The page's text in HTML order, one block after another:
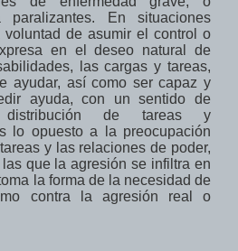
En situaciones
voluntad de asumir el control o
en el deseo natural de
las cargas y tareas,
ayudar, así como ser capaz y
ayuda, con un sentido de
de tareas y
lo opuesto a
la preocupación
y las relaciones de poder,
que la agresión se infiltra en
la forma de la necesidad de
contra la agresión real o